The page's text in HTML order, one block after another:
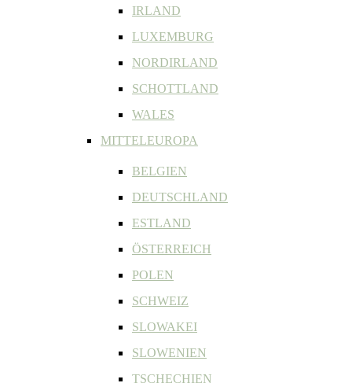
IRLAND
LUXEMBURG
NORDIRLAND
SCHOTTLAND
WALES
MITTELEUROPA
BELGIEN
DEUTSCHLAND
ESTLAND
ÖSTERREICH
POLEN
SCHWEIZ
SLOWAKEI
SLOWENIEN
TSCHECHIEN